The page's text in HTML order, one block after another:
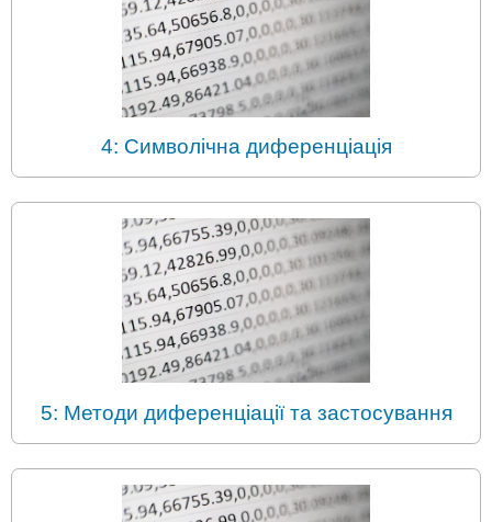
4: Символічна диференціація
5: Методи диференціації та застосування